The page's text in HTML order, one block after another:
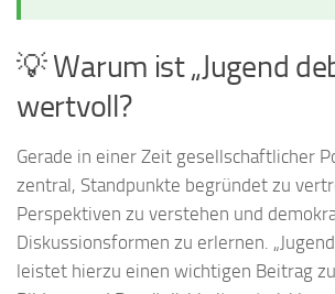
💡 Warum ist „Jugend
wertvoll?
Gerade in einer Zeit gesellschaftlicher
zentral, Standpunkte begründet zu
Perspektiven zu verstehen und
Diskussionsformen zu erlernen.
leistet hierzu einen wichtigen Beitrag